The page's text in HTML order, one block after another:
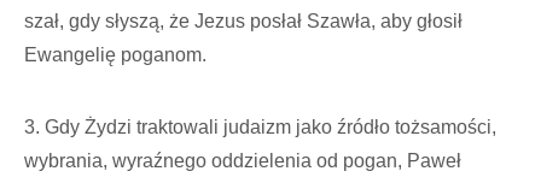
szał, gdy słyszą, że Jezus posłał Szawła, aby głosił
Ewangelię poganom.
3. Gdy Żydzi traktowali judaizm jako źródło tożsamości,
wybrania, wyraźnego oddzielenia od pogan, Paweł